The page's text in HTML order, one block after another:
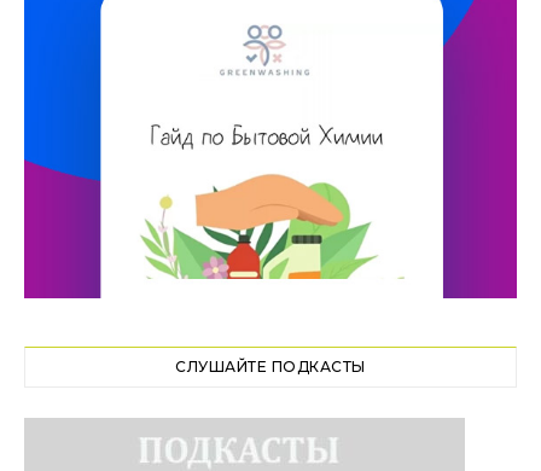
СЛУШАЙТЕ ПОДКАСТЫ